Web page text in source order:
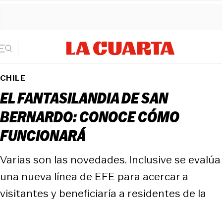
CHILE
EL FANTASILANDIA DE SAN
BERNARDO: CONOCE CÓMO
FUNCIONARÁ
Varias son las novedades. Inclusive se evalúa
una nueva línea de EFE para acercar a
visitantes y beneficiaría a residentes de la